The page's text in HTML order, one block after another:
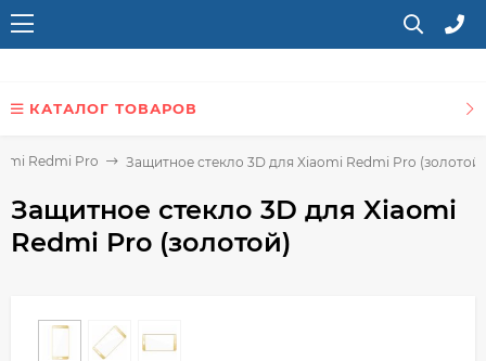
КАТАЛОГ ТОВАРОВ
Redmi Pro Защитное стекло 3D для Xiaomi Redmi Pro (золотой)
Защитное стекло 3D для Xiaomi
Redmi Pro (золотой)